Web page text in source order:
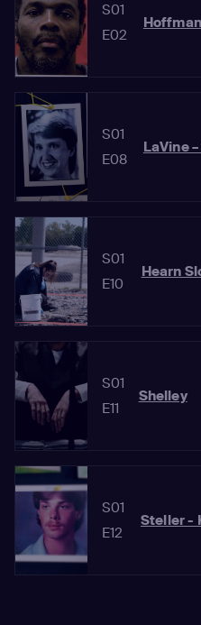
S01
E02
S01
E08
LaVine
S01
E10
Hearn
S01
E11
Shelley
S01
E12
Steller -